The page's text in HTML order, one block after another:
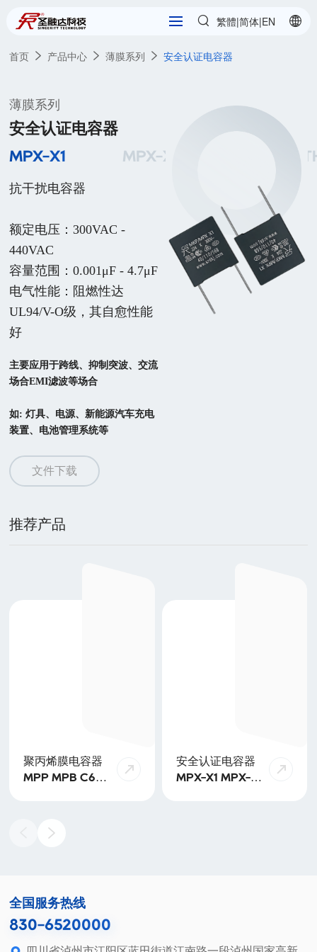
繁體|简体|EN
首页 产品中心 薄膜系列 安全认证电容器
薄膜系列
安全认证电容器
MPX-X1 MPX-X2 MPX-X2-
抗干扰电容器
额定电压：300VAC -
440VAC
容量范围：0.001μF - 4.7μF
电气性能：阻燃性达
UL94/V-O级，其自愈性能
好
主要应用于跨线、抑制突波、交流
场合EMI滤波等场合
如: 灯具、电源、新能源汽车充电
装置、电池管理系统等
文件下载
推荐产品
聚丙烯膜电容器
MPP MPB C6A
安全认证电容器
MPX-X1 MPX-
全国服务热线
830-6520000